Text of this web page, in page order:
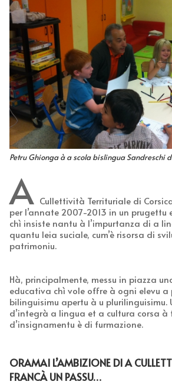
Petru Ghionga à a scola bislingua Sandreschi
A Cullettività Territuriale di
per l’annate 2007-2013 in un prugettu
chì insiste nantu à l’impurtanza di a
quantu leia suciale, cum’è risorsa di
patrimoniu.
Hà, principalmente, messu in piazza
educativa chì vole offre à ogni elevu a
bilinguisimu apertu à u plurilinguisimu.
d’integrà a lingua et a cultura corsa
d’insignamentu è di furmazione.
ORAMAI L’AMBIZIONE DI A
FRANCÀ UN PASSU…